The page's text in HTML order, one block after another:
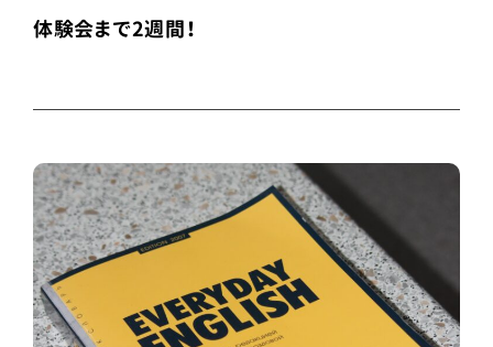
体験会まで2週間！